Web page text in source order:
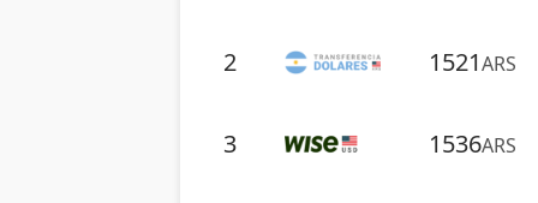
2 1521ARS
3 1536ARS